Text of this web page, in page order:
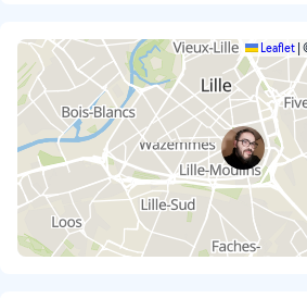
Leaflet